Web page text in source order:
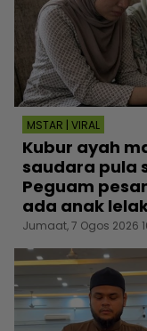
MSTAR | VIRAL
Kubur ayah
saudara pula
Peguam
ada anak
Jumaat, 7 Ogos 2026